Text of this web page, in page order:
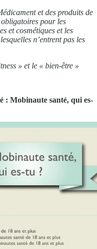
et des produits de
pour les
et cosmétiques et les
n’entrent pas les
» et le « bien-être »
: Mobinaute santé, qui es-